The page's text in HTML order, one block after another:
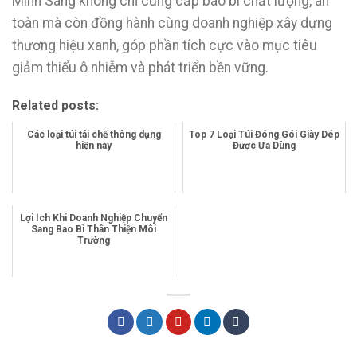
toàn mà còn đồng hành cùng doanh nghiệp xây dựng
thương hiệu xanh, góp phần tích cực vào mục tiêu
giảm thiểu ô nhiễm và phát triển bền vững.
Related posts:
Các loại túi tái chế thông dụng
hiện nay
Top 7 Loại Túi Đóng Gói Giày Dép
Được Ưa Dùng
Lợi Ích Khi Doanh Nghiệp Chuyển
Sang Bao Bì Thân Thiện Môi
Trường